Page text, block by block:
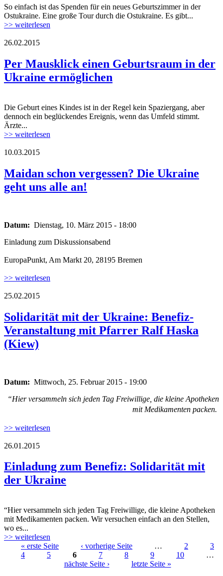
mutter-kind.jpg
So einfach ist das Spenden für ein neues Geburtszimmer in der
Ostukraine. Eine große Tour durch die Ostukraine. Es gibt...
>> weiterlesen
crop_original_geburtsraum2.jpg
26.02.2015
Per Mausklick einen Geburtsraum in der
Ukraine ermöglichen
crop_original_geburtsraum2.jpg
Die Geburt eines Kindes ist in der Regel kein Spaziergang, aber
dennoch ein beglückendes Ereignis, wenn das Umfeld stimmt.
Ärzte...
>> weiterlesen
lions_club.jpg
10.03.2015
Maidan schon vergessen? Die Ukraine
geht uns alle an!
lions_club.jpg
Datum: Dienstag, 10. März 2015 - 18:00
Einladung zum Diskussionsabend
EuropaPunkt, Am Markt 20, 28195 Bremen
>> weiterlesen
haska.jpg
25.02.2015
Solidarität mit der Ukraine: Benefiz-
Veranstaltung mit Pfarrer Ralf Haska
(Kiew)
haska.jpg
Datum: Mittwoch, 25. Februar 2015 - 19:00
“Hier versammeln sich jeden Tag Freiwillige, die kleine Apotheken
mit Medikamenten packen.
>> weiterlesen
haska.jpg
26.01.2015
Einladung zum Benefiz: Solidarität mit
der Ukraine
haska.jpg
“Hier versammeln sich jeden Tag Freiwillige, die kleine Apotheken
mit Medikamenten packen. Wir versuchen einfach an den Stellen,
wo es...
>> weiterlesen
Seiten
« erste Seite ‹ vorherige Seite … 2
3
4
5 6 7 8 9 10
…
nächste Seite ›
letzte Seite »